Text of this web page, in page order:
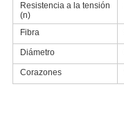
Resistencia a la tensión
(n)
Fibra
Diámetro
Corazones